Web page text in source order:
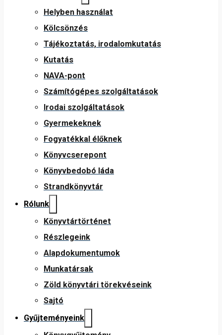
Helyben használat
Kölcsönzés
Tájékoztatás, irodalomkutatás
Kutatás
NAVA-pont
Számítógépes szolgáltatások
Irodai szolgáltatások
Gyermekeknek
Fogyatékkal élőknek
Könyvcserepont
Könyvbedobó láda
Strandkönyvtár
Rólunk
Könyvtártörténet
Részlegeink
Alapdokumentumok
Munkatársak
Zöld könyvtári törekvéseink
Sajtó
Gyűjteményeink